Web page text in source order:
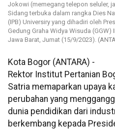
Jokowi (memegang telepon seluler,
Sidang terbuka dalam rangka Dies
(IPB) Universiry yang dihadiri oleh
Gedung Graha Widya Wisuda (GGW)
Jawa Barat, Jumat (15/9/2023).
Kota Bogor (ANTARA) -
Rektor Institut Pertanian
Satria memaparkan upaya
perubahan yang
dunia pendidikan dari
berkembang kepada